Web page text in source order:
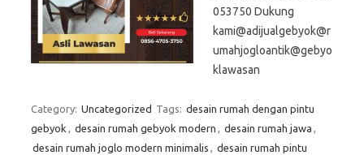
053750 Dukung
kami@adijualgebyok@r
umahjogloantik@gebyo
klawasan
Category: Uncategorized Tags: desain rumah dengan pintu
gebyok , desain rumah gebyok modern , desain rumah jawa ,
desain rumah joglo modern minimalis , desain rumah pintu